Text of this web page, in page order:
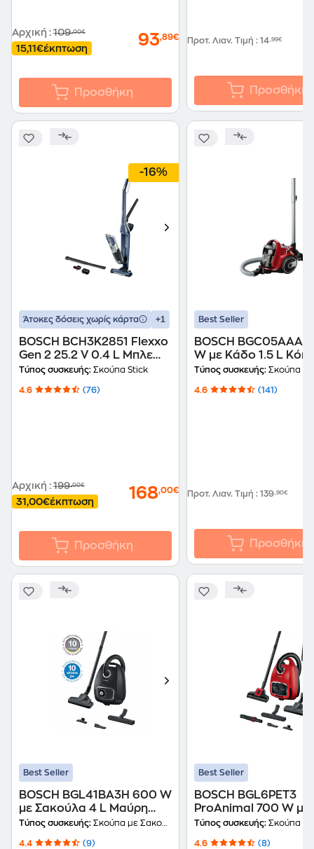
Αρχική : 109,00€
15,11€έκπτωση 93,89€
Προσθήκη
Προτ. Λιαν. Τιμή : 14,99€
Προσθήκη
-16%
Άτοκες δόσεις χωρίς κάρτα +1
BOSCH BCH3K2851 Flexxo
Gen 2 25.2 V 0.4 L Μπλε
Σκούπα Stick
Τύπος συσκευής: Σκούπα Stick
4.6 (76)
Αρχική : 199,00€
31,00€έκπτωση 168,00€
Προσθήκη
Best Seller
BOSCH BGC05AAA2
W με Κάδο 1.5 L
Ηλεκτρική Σκούπα
Τύπος συσκευής: Σκούπα
4.6 (141)
Προτ. Λιαν. Τιμή : 139,90€
Προσθήκη
Best Seller
BOSCH BGL41BA3H 600 W
με Σακούλα 4 L Μαύρη
Ηλεκτρική Σκούπα
Τύπος συσκευής: Σκούπα με Σακούλα
4.4 (9)
Best Seller
BOSCH BGL6PET3
ProAnimal 700 W με
Σακούλα 4 L
Τύπος συσκευής: Σκούπα με
4.6 (8)